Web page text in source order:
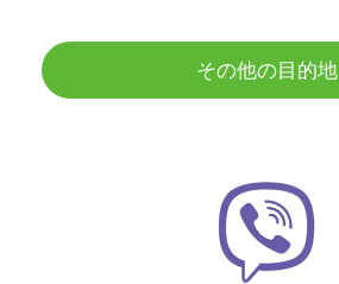
その他の目的地